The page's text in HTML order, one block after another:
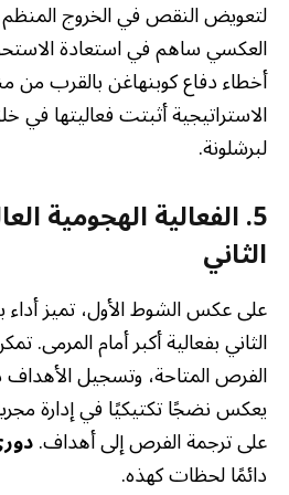
لتعويض النقص في الخروج
العكسي ساهم في استعادة
أخطاء دفاع كوبنهاغن بالقرب من
الاستراتيجية أثبتت فعاليتها
لبرشلونة.
5. الفعالية الهجومية
الثاني
على عكس الشوط الأول، تميز
الثاني بفعالية أكبر أمام المرمى.
الفرص المتاحة، وتسجيل الأهداف
يعكس نضجًا تكتيكيًا في إدارة
على ترجمة الفرص إلى أهداف.
دائمًا لحظات كهذه.